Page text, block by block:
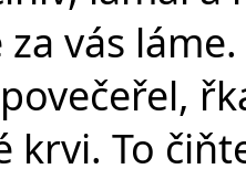
vás
krvi. To